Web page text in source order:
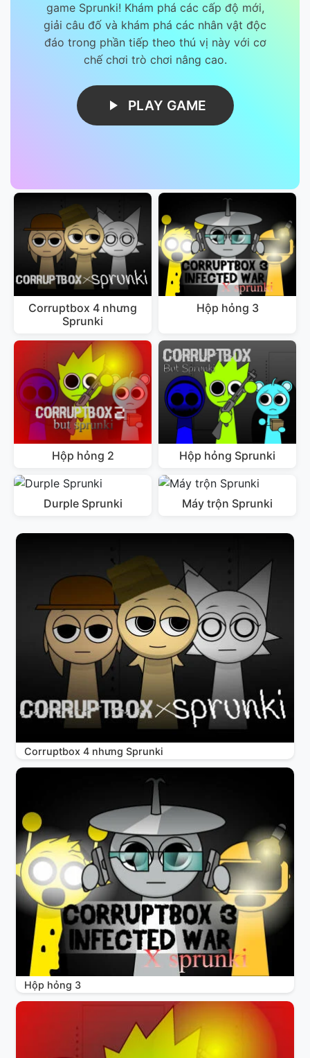
game Sprunki! Khám phá các cấp độ mới,
giải câu đố và khám phá các nhân vật độc
đáo trong phần tiếp theo thú vị này với cơ
chế chơi trò chơi nâng cao.
PLAY GAME
Corruptbox 4 nhưng
Sprunki
Hộp hỏng 3
Hộp hỏng 2 Hộp hỏng Sprunki
Durple Sprunki Máy trộn Sprunki
Corruptbox 4 nhưng Sprunki
Hộp hỏng 3